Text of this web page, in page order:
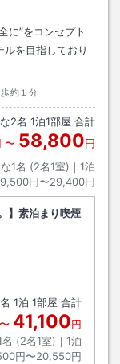
に”をコンセプト
を目指しており
約１分
2名 1泊1部屋 合計
〜 58,800円
1名 (2名1室)｜ 1泊
9,500円〜29,400円
】素泊まり喫煙
名 1泊 1部屋 合計
〜 41,100円
名 (2名1室)｜ 1泊
円〜20,550円